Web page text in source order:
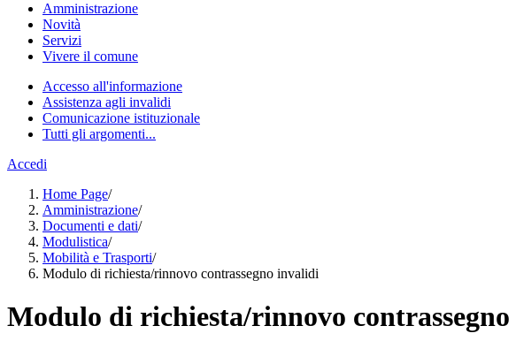
Amministrazione
Novità
Servizi
Vivere il comune
Accesso all'informazione
Assistenza agli invalidi
Comunicazione istituzionale
Tutti gli argomenti...
Accedi
Home Page/
Amministrazione/
Documenti e dati/
Modulistica/
Mobilità e Trasporti/
Modulo di richiesta/rinnovo contrassegno invalidi
Modulo di richiesta/rinnovo